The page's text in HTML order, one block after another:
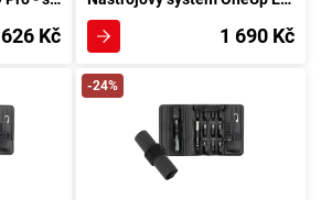
626 Kč 1 690 Kč
-24%